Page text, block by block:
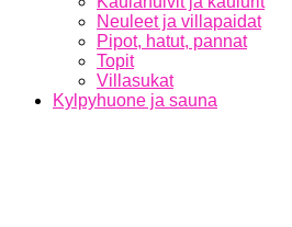
Neuleet ja villapaidat
Pipot, hatut, pannat
Topit
Villasukat
Kylpyhuone ja sauna